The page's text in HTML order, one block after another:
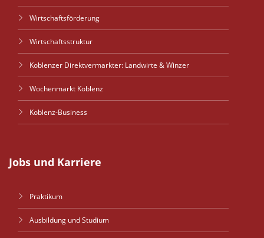
Wirtschaftsförderung
Wirtschaftsstruktur
Koblenzer Direktvermarkter: Landwirte & Winzer
Wochenmarkt Koblenz
Koblenz-Business
Jobs und Karriere
Praktikum
Ausbildung und Studium